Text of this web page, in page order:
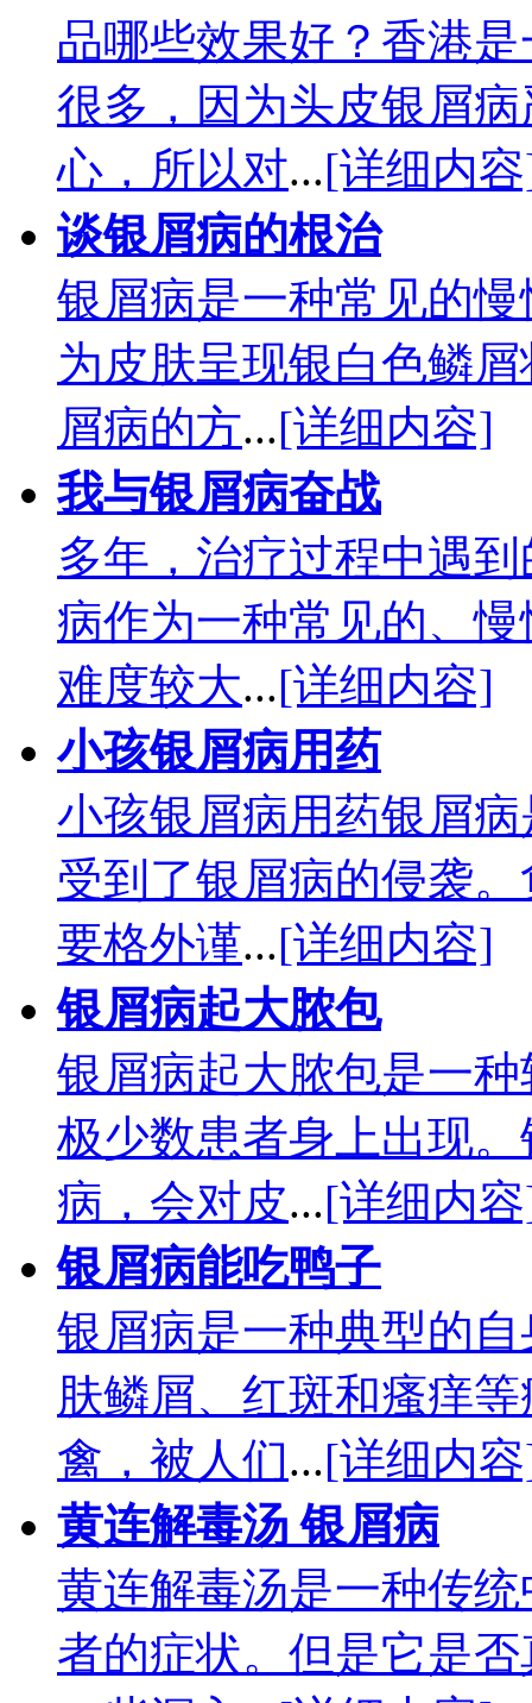
品哪些效果好？香港
很多，因为头皮银屑
心，所以对...[详细内
谈银屑病的根治
银屑病是一种常见的
为皮肤呈现银白色鳞
屑病的方...[详细内容]
我与银屑病奋战
多年，治疗过程中遇
病作为一种常见的、
难度较大...[详细内容]
小孩银屑病用药
小孩银屑病用药银屑
受到了银屑病的侵袭
要格外谨...[详细内容]
银屑病起大脓包
银屑病起大脓包是一
极少数患者身上出现
病，会对皮...[详细内
银屑病能吃鸭子
银屑病是一种典型的
肤鳞屑、红斑和瘙痒
禽，被人们...[详细内
黄连解毒汤 银屑病
黄连解毒汤是一种传
者的症状。但是它是